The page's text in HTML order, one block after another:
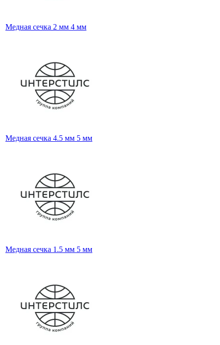
Медная сечка 2 мм 4 мм
Медная сечка 4.5 мм 5 мм
Медная сечка 1.5 мм 5 мм